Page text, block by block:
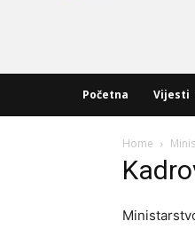
Početna Vijesti
Home